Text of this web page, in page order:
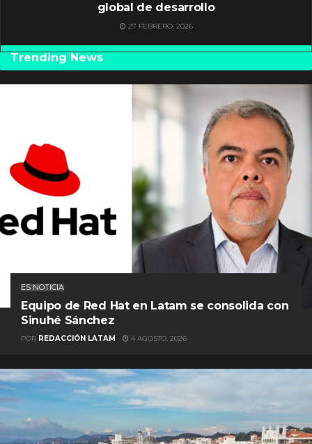
global de desarrollo
27 FEBRERO, 2026
Trending News
ES NOTICIA
Equipo de Red Hat en Latam se consolida con
Sinuhé Sánchez
POR REDACCIÓN LATAM 4 AGOSTO, 2026